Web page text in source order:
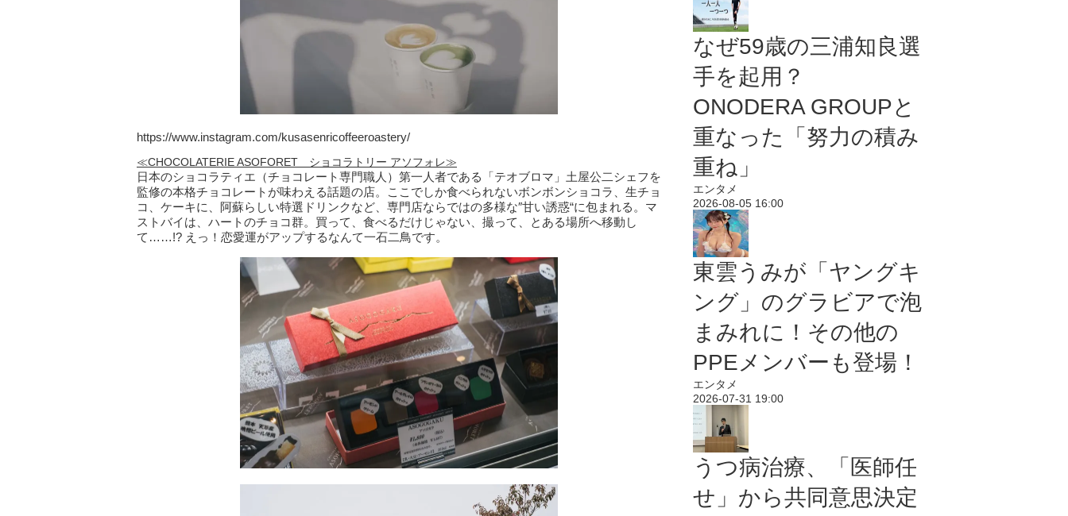
https://www.instagram.com/kusasenricoffeeroastery/
≪CHOCOLATERIE ASOFORET ショコラトリー アソフォレ≫
日本のショコラティエ（チョコレート専門職人）第一人者である「テオブロマ」土屋公二シェフを
監修の本格チョコレートが味わえる話題の店。ここでしか食べられないボンボンショコラ、生チョ
コ、ケーキに、阿蘇らしい特選ドリンクなど、専門店ならではの多様な″甘い誘惑“に包まれる。マ
ストバイは、ハートのチョコ群。買って、食べるだけじゃない、撮って、とある場所へ移動し
て……!? えっ！恋愛運がアップするなんて一石二鳥です。
なぜ59歳の三浦知良選
手を起用？
ONODERA GROUPと
重なった「努力の積み
重ね」
エンタメ
2026-08-05 16:00
東雲うみが「ヤングキ
ング」のグラビアで泡
まみれに！その他の
PPEメンバーも登場！
エンタメ
2026-07-31 19:00
うつ病治療、「医師任
せ」から共同意思決定